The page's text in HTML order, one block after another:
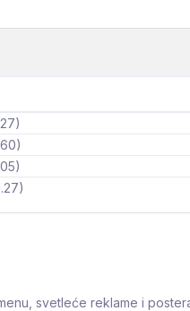
svetleće reklame i